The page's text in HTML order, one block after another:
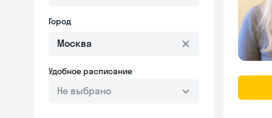
Город
Удобное расписание
Не выбрано